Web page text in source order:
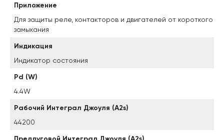
Приложение
Для защиты реле, контакторов и двигателей от короткого
замыкания
Индикация
Индикатор состояния
Pd (W)
4.4W
Рабочий Интеграл Джоуля (A2s)
44200